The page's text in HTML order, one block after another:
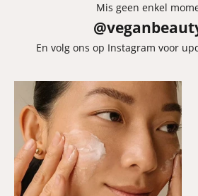
Mis geen enkel
En volg ons op Instagram voor